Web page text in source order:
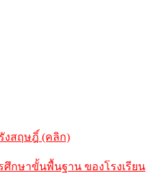
งสฤษฎิ์ (คลิก)
ศึกษาขั้นพื้นฐาน ของโรงเรียน